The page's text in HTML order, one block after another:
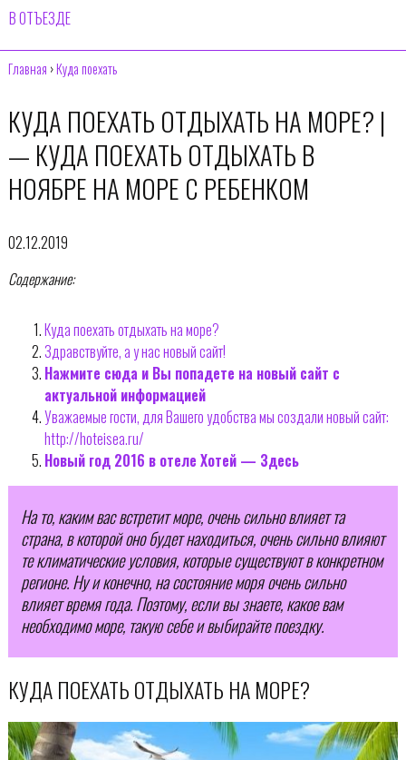
В ОТЪЕЗДЕ
Главная ›Куда поехать
КУДА ПОЕХАТЬ ОТДЫХАТЬ НА МОРЕ? |
— КУДА ПОЕХАТЬ ОТДЫХАТЬ В
НОЯБРЕ НА МОРЕ С РЕБЕНКОМ
02.12.2019
Содержание:
Куда поехать отдыхать на море?
Здравствуйте, а у нас новый сайт!
Нажмите сюда и Вы попадете на новый сайт с
актуальной информацией
Уважаемые гости, для Вашего удобства мы создали новый сайт:
http://hoteisea.ru/
Новый год 2016 в отеле Хотей — Здесь
На то, каким вас встретит море, очень сильно влияет та
страна, в которой оно будет находиться, очень сильно влияют
те климатические условия, которые существуют в конкретном
регионе. Ну и конечно, на состояние моря очень сильно
влияет время года. Поэтому, если вы знаете, какое вам
необходимо море, такую себе и выбирайте поездку.
КУДА ПОЕХАТЬ ОТДЫХАТЬ НА МОРЕ?